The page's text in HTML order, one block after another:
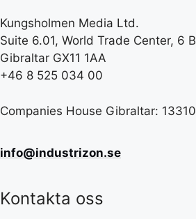
Kungsholmen Media Ltd.
Suite 6.01, World Trade Center, 6
Gibraltar GX11 1AA
+46 8 525 034 00
Companies House Gibraltar:
info@industrizon.se
Kontakta oss